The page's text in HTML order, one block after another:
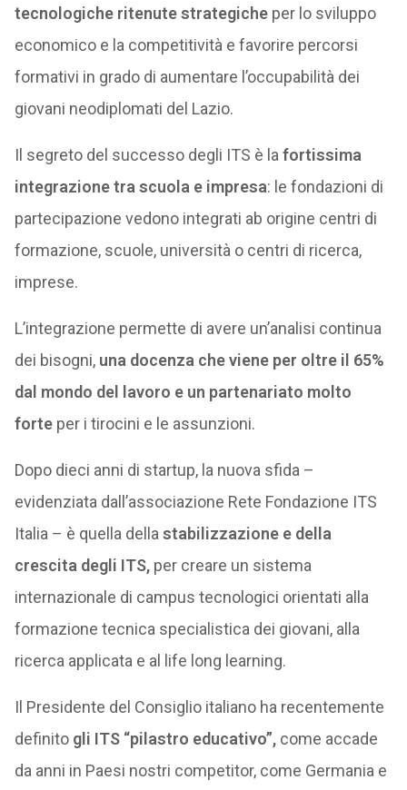
tecnologiche ritenute strategicheper lo sviluppo
economico e la competitività e favorire percorsi
formativi in grado di aumentare l’occupabilità dei
giovani neodiplomati del Lazio.
Il segreto del successo degli ITS è la fortissima
integrazione tra scuola e impresa: le fondazioni di
partecipazione vedono integrati ab origine centri di
formazione, scuole, università o centri di ricerca,
imprese.
L’integrazione permette di avere un’analisi continua
dei bisogni, una docenza che viene per oltre il 65%
dal mondo del lavoro e un partenariato molto
forteper i tirocini e le assunzioni.
Dopo dieci anni di startup, la nuova sfida –
evidenziata dall’associazione Rete Fondazione ITS
Italia – è quella della stabilizzazione e della
crescita degli ITS,per creare un sistema
internazionale di campus tecnologici orientati alla
formazione tecnica specialistica dei giovani, alla
ricerca applicata e al life long learning.
Il Presidente del Consiglio italiano ha recentemente
definito gli ITS “pilastro educativo”,come accade
da anni in Paesi nostri competitor, come Germania e